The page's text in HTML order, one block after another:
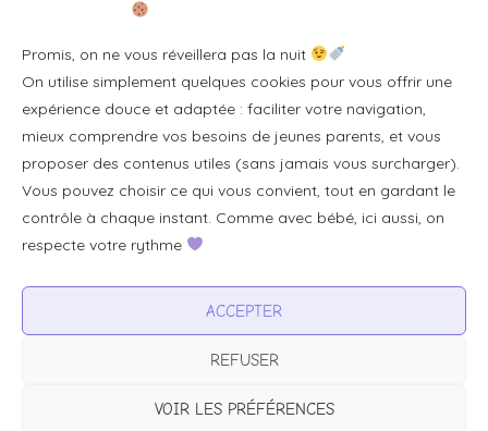
Promis, on ne vous réveillera pas la nuit
On utilise simplement quelques cookies pour vous offrir une
expérience douce et adaptée : faciliter votre navigation,
mieux comprendre vos besoins de jeunes parents, et vous
proposer des contenus utiles (sans jamais vous surcharger).
Vous pouvez choisir ce qui vous convient, tout en gardant le
contrôle à chaque instant. Comme avec bébé, ici aussi, on
respecte votre rythme
ACCEPTER
REFUSER
VOIR LES PRÉFÉRENCES
Se connecter/S'inscrire
FAQ / Livraison & accès
À propos
Plan du site
Tous les articles
Professionnels & partenariats
Visibilité pour votre marque
Proposer un produit ou un service